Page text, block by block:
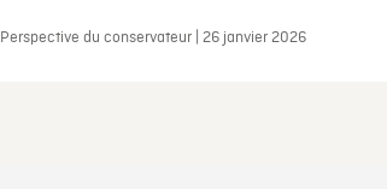
Perspective du conservateur | 26 janvier 2026